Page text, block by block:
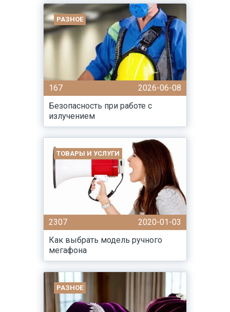
РАЗНОЕ
167
2026-06-08
Безопасность при работе с
излучением
ТОВАРЫ И УСЛУГИ
2307
2020-01-03
Как выбрать модель ручного
мегафона
РАЗНОЕ